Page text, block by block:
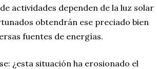
actividades dependen de la luz solar
obtendrán ese preciado bien
fuentes de energías.
¿esta situación ha erosionado el